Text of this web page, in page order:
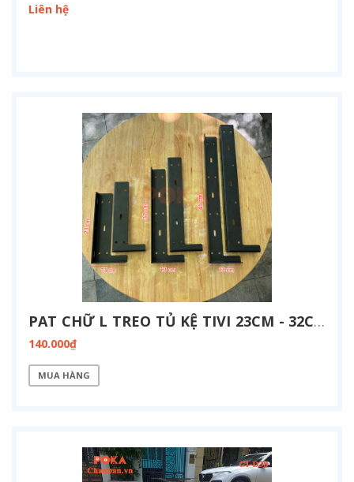
Liên hệ
PAT CHỮ L TREO TỦ KỆ TIVI 23CM - 32CM - 45CM
140.000₫
MUA HÀNG